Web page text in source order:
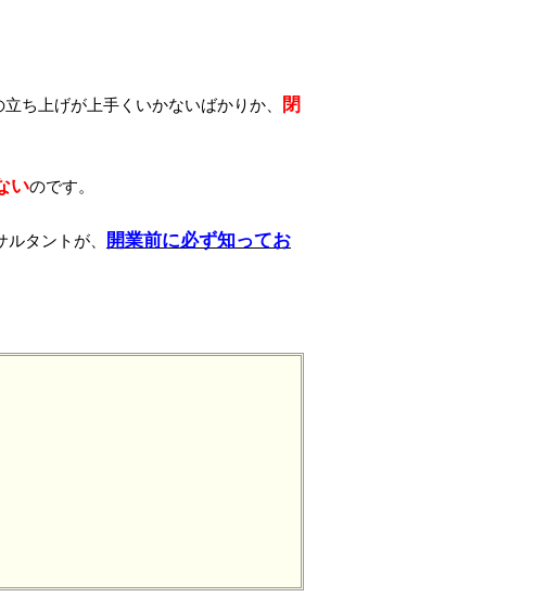
ち上げが上手くいかないばかりか、
閉
いのです。
タントが、
開業前に必ず知ってお